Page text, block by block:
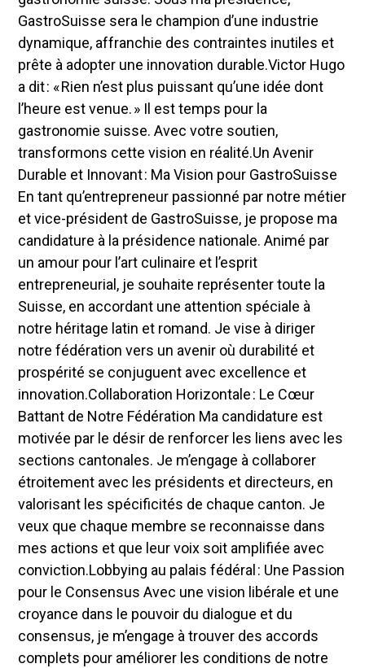
GastroSuisse sera le champion d’une industrie
dynamique, affranchie des contraintes inutiles et
prête à adopter une innovation durable.Victor Hugo
a dit : « Rien n’est plus puissant qu’une idée dont
l’heure est venue. » Il est temps pour la
gastronomie suisse. Avec votre soutien,
transformons cette vision en réalité.Un Avenir
Durable et Innovant : Ma Vision pour GastroSuisse
En tant qu’entrepreneur passionné par notre métier
et vice-président de GastroSuisse, je propose ma
candidature à la présidence nationale. Animé par
un amour pour l’art culinaire et l’esprit
entrepreneurial, je souhaite représenter toute la
Suisse, en accordant une attention spéciale à
notre héritage latin et romand. Je vise à diriger
notre fédération vers un avenir où durabilité et
prospérité se conjuguent avec excellence et
innovation.Collaboration Horizontale : Le Cœur
Battant de Notre Fédération Ma candidature est
motivée par le désir de renforcer les liens avec les
sections cantonales. Je m’engage à collaborer
étroitement avec les présidents et directeurs, en
valorisant les spécificités de chaque canton. Je
veux que chaque membre se reconnaisse dans
mes actions et que leur voix soit amplifiée avec
conviction.Lobbying au palais fédéral : Une Passion
pour le Consensus Avec une vision libérale et une
croyance dans le pouvoir du dialogue et du
consensus, je m’engage à trouver des accords
complets pour améliorer les conditions de notre